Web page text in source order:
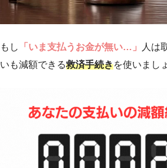
もし 「いま支払うお金が無い…」
人は
いも減額できる救済手続きを使いまし